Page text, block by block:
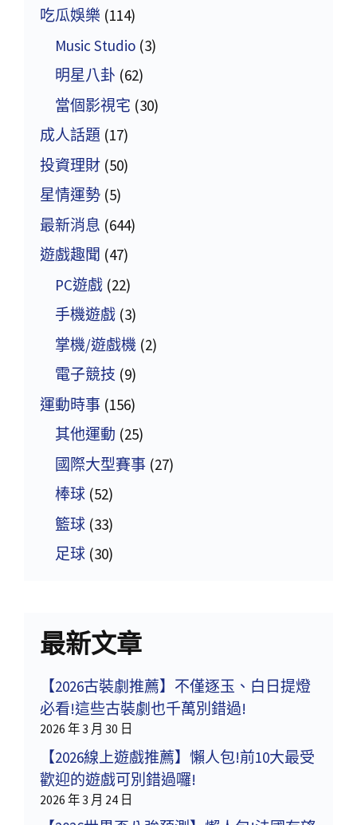
吃瓜娛樂 (114)
Music Studio (3)
明星八卦 (62)
當個影視宅 (30)
成人話題 (17)
投資理財 (50)
星情運勢 (5)
最新消息 (644)
遊戲趣聞 (47)
PC遊戲 (22)
手機遊戲 (3)
掌機/遊戲機 (2)
電子競技 (9)
運動時事 (156)
其他運動 (25)
國際大型賽事 (27)
棒球 (52)
籃球 (33)
足球 (30)
最新文章
【2026古裝劇推薦】不僅逐玉、白日提燈
必看!這些古裝劇也千萬別錯過!
2026 年 3 月 30 日
【2026線上遊戲推薦】懶人包!前10大最受
歡迎的遊戲可別錯過囉!
2026 年 3 月 24 日